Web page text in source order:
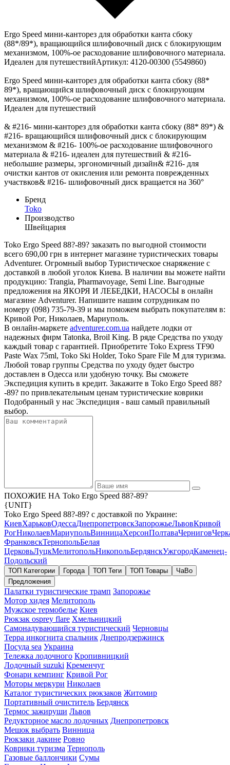
Ergo Speed мини-канторез для обработки канта сбоку
(88*/89*), вращающийся шлифовочный диск с блокирующим
механизмом, 100%-ое расходование шлифовочного материала.
Идеален для путешествийАртикул: 4120-00300 (5549860)
Ergo Speed мини-канторез для обработки канта сбоку (88*
89*), вращающийся шлифовочный диск с блокирующим
механизмом, 100%-ое расходование шлифовочного материала.
Идеален для путешествий
& #216- мини-канторез для обработки канта сбоку (88* 89*) &
#216- вращающийся шлифовочный диск с блокирующим
механизмом & #216- 100%-ое расходование шлифовочного
материала & #216- идеален для путешествий & #216-
небольшие размеры, эргономичный дизайн& #216- для
очистки кантов от окисления или ремонта поврежденных
участвков& #216- шлифовочный диск вращается на 360°
Бренд
Toko
Производство
Швейцария
Toko Ergo Speed 88?-89? заказать по выгодной стоимости
всего 690,00 грн в интернет магазине туристических товары
Adventurer. Огромный выбор Туристическое снаряжение с
доставкой в любой уголок Киева. В наличии вы можете найти
продукцию: Trangia, Pharmavoyage, Semi Line. Выгодные
предложения на ЯКОРЯ И ЛЕБЕДКИ, НАСОСЫ в онлайн
магазине Adventurer. Напишите нашим сотрудникам по
номеру (098) 735-79-39 и мы поможем выбрать покупателям в:
Кривой Рог, Николаев, Мариуполь.
В онлайн-маркете adventurer.com.ua найдете лодки от
надежных фирм Tatonka, Broil King. В ряде Средства по уходу
каждый товар с гарантией. Приобретите Toko Express TF90
Paste Wax 75ml, Toko Ski Holder, Toko Spare File M для туризма.
Любой товар группы Средства по уходу будет быстро
доставлен в Одесса или удобную точку. Вы сможете
Экспедиция купить в кредит. Закажите в Toko Ergo Speed 88?
-89? по привлекательным ценам туристические коврики
Подобранный у нас Экспедиция - ваш самый правильный
выбор.
ПОХОЖИЕ НА Toko Ergo Speed 88?-89?
{UNIT}
Toko Ergo Speed 88?-89? с доставкой по Украине:
КиевХарьковОдессаДнепропетровскЗапорожьеЛьвовКривой
РогНиколаевМариупольВинницаХерсонПолтаваЧернигов
ФранковскТернопольБелая
ЦерковьЛуцкМелитопольНикопольБердянскУжгородКаменец-
Подольский
ТОП Категории Города ТОП Теги ТОП Товары
ЧаВо
Предложения
Палатки туристические трамп Запорожье
Мотор хидея Мелитополь
Мужское термобелье Киев
Рюкзак osprey flare Хмельницкий
Самонадувающийся туристический Черновцы
Терра инкогнита спальник Днепродзержинск
Посуда sea Украина
Тележка лодочного Кропивницкий
Лодочный suzuki Кременчуг
Фонари кемпинг Кривой Рог
Моторы меркури Николаев
Каталог туристических рюкзаков Житомир
Портативный очиститель Бердянск
Термос зажируши Львов
Редукторное масло лодочных Днепропетровск
Мешок выбрать Винница
Рюкзаки дакине Ровно
Коврики туризма Тернополь
Газовые баллончики Сумы